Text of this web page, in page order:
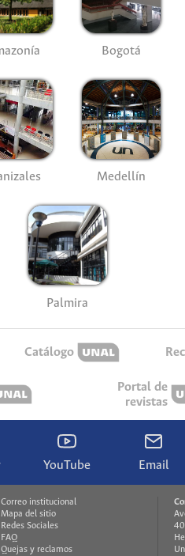
Bogotá
Medellín
Palmira
Catálogo
Portal de
revistas
YouTube Email
Correo institucional
Mapa del sitio
Redes Sociales
FAQ
Quejas y reclamos